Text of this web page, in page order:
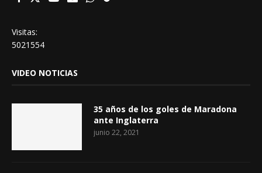
Visitas:
5021554
VIDEO NOTICIAS
35 años de los goles de Maradona
ante Inglaterra
junio 22, 2021